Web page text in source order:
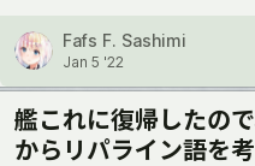
Fafs F. Sashimi
Jan 5 '22
艦これに復帰したの
からリパライン語を